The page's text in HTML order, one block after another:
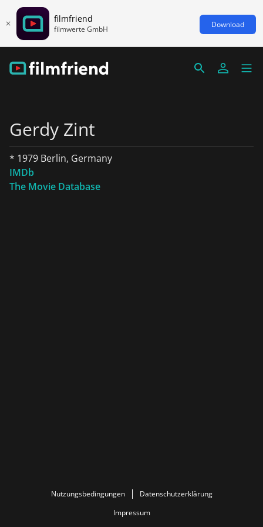
filmfriend
filmwerte GmbH Download
Gerdy Zint
* 1979 Berlin, Germany
IMDb
The Movie Database
Nutzungsbedingungen
Datenschutzerklärung
Impressum